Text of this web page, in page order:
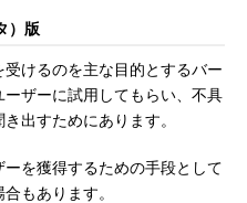
）版
けるのを主な目的とするバー
ザーに試用してもらい、不具
出すためにあります。
を獲得するための手段として
もあります。